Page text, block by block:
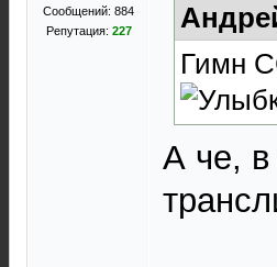
Сообщений: 884
Репутация: 227
Гимн
А че,